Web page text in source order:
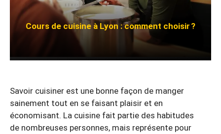
Cours de cuisine à Lyon : comment choisir ?
Savoir cuisiner est une bonne façon de manger
sainement tout en se faisant plaisir et en
économisant. La cuisine fait partie des habitudes
de nombreuses personnes, mais représente pour